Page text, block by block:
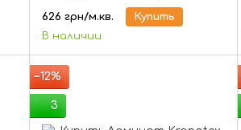
626 грн/м.кв.
Купить
В наличии
−12%
3